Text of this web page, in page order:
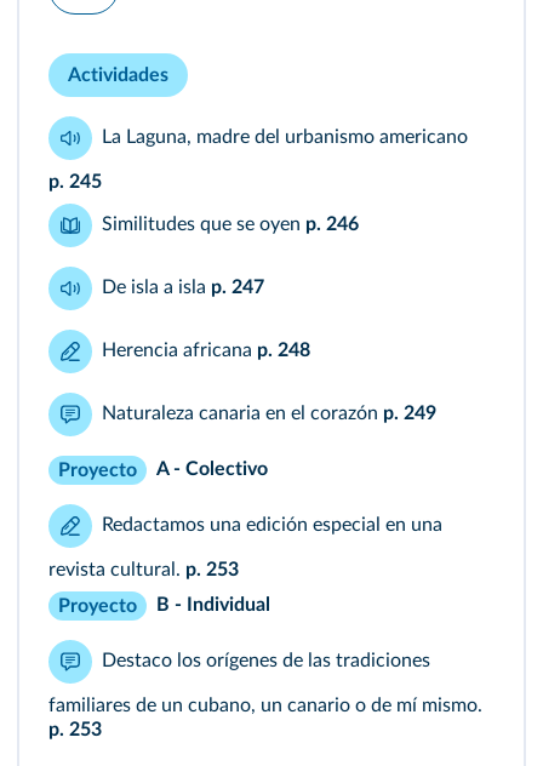
Actividades
La Laguna, madre del urbanismo americano
p. 245
Similitudes que se oyen p. 246
De isla a isla p. 247
Herencia africana p. 248
Naturaleza canaria en el corazón p. 249
Proyecto A - Colectivo
Redactamos una edición especial en una
revista cultural. p. 253
Proyecto
B - Individual
Destaco los orígenes de las tradiciones
familiares de un cubano, un canario o de mí mismo.
p. 253